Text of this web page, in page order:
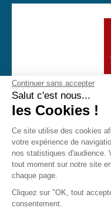
Continuer sans accepter
Salut c'est nous...
les Cookies !
Ce site utilise des cookies
votre expérience de
nos statistiques d'audience.
tout moment sur notre site
chaque page.
Cliquez sur "OK, tout
consentement.
Avec la
CGU Mentions
Made with love by